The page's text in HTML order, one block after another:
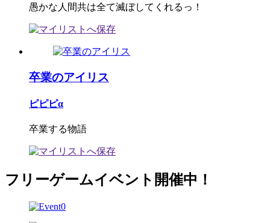
愚かな人間共は全て滅ぼしてくれるっ！
卒業のアイリス
ピピピα
卒業する物語
フリーゲームイベント開催中！